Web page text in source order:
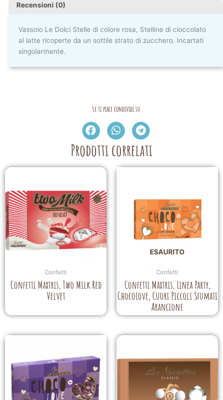
Recensioni (0)
Vassoio Le Dolci Stelle di colore rosa, Stelline di cioccolato
al latte ricoperte da un sottile strato di zucchero. Incartati
singolarmente.
Se ti piace condividi su
Prodotti correlati
Confetti
Confetti Maxtris, Two Milk Red
Velvet
ESAURITO
Confetti
Confetti Maxtris, Linea Party,
ChocoLove, Cuori Piccoli Sfumati
Arancione